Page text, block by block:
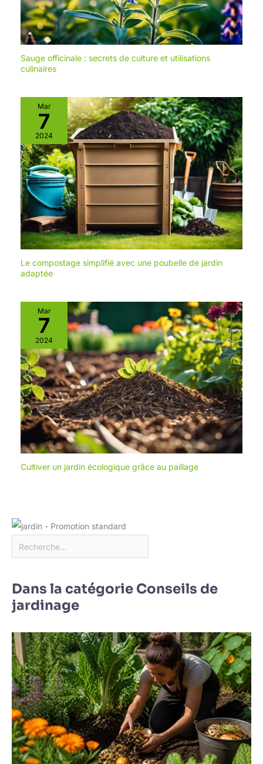
Sauge officinale : secrets de culture et utilisations
culinaires
Mar
7
2024
Le compostage simplifié avec une poubelle de jardin
adaptée
Mar
7
2024
Cultiver un jardin écologique grâce au paillage
Dans la catégorie Conseils de
jardinage